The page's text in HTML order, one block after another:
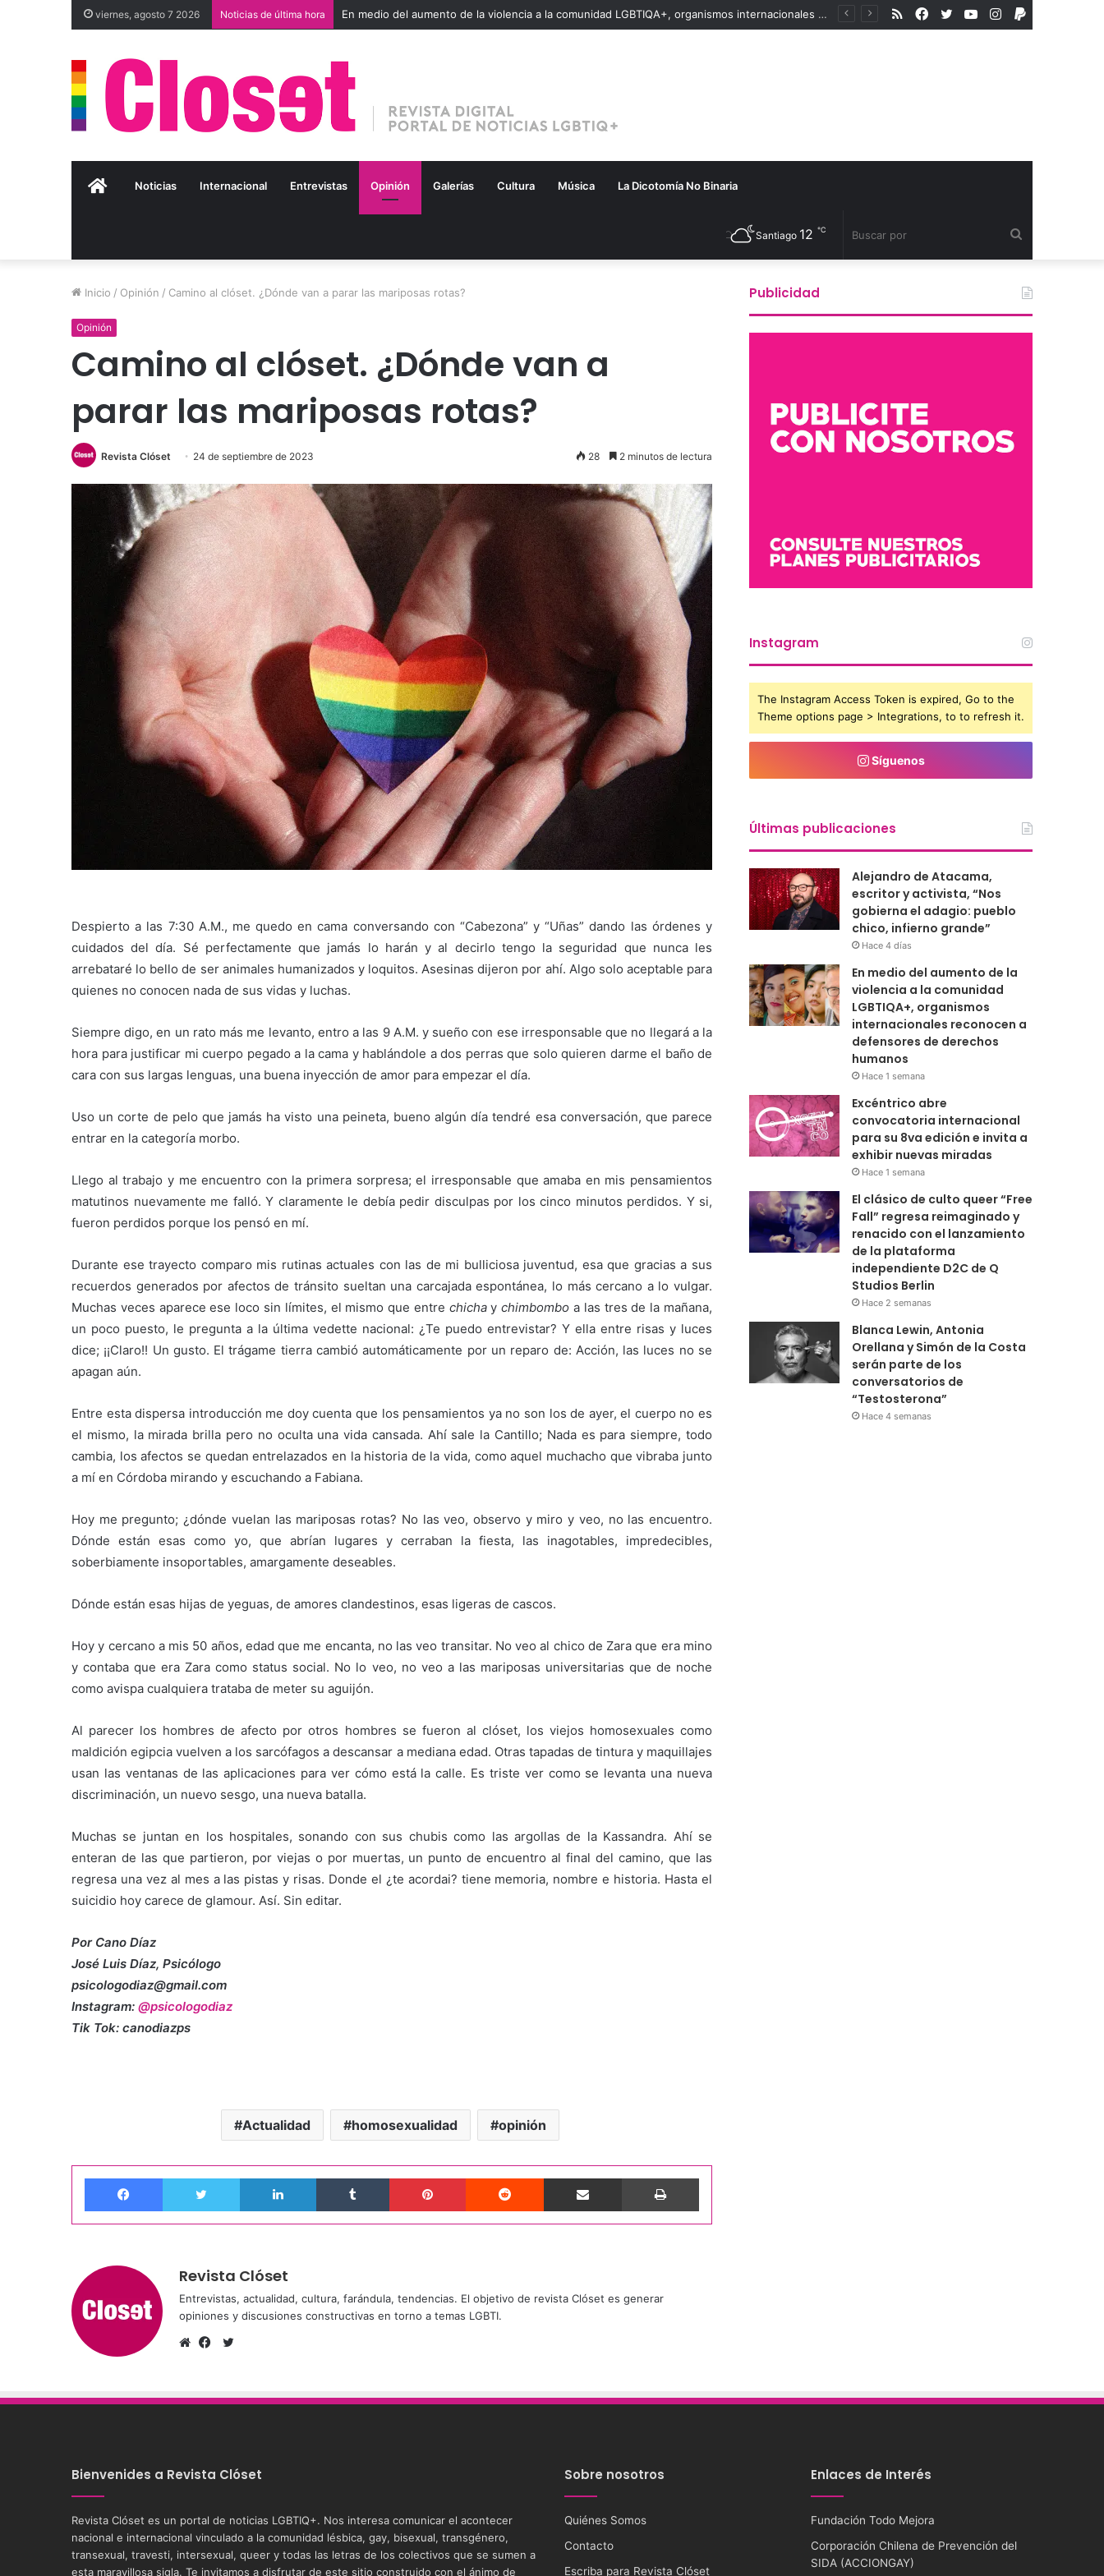
viernes, agosto 7 2026 Noticias de última hora En medio del aumento de la violencia a la comunidad LGBTIQA+, organismos internacionales reconocen a defensores de derechos humanos PayPal
Instagram
YouTube
Twitter
Facebook
RSS
Inicio Noticias Internacional Entrevistas Opinión Galerías Cultura Música La Dicotomía No Binaria
por
Santiago 12 ℃
Inicio / Opinión / Camino al clóset. ¿Dónde van a parar las mariposas rotas?
Opinión
Camino al clóset. ¿Dónde van a
parar las mariposas rotas?
Revista Clóset 24 de septiembre de 2023 28 2 minutos de lectura
Despierto a las 7:30 A.M., me quedo en cama conversando con “Cabezona” y “Uñas” dando las órdenes y
cuidados del día. Sé perfectamente que jamás lo harán y al decirlo tengo la seguridad que nunca les
arrebataré lo bello de ser animales humanizados y loquitos. Asesinas dijeron por ahí. Algo solo aceptable para
quienes no conocen nada de sus vidas y luchas.
Siempre digo, en un rato más me levanto, entro a las 9 A.M. y sueño con ese irresponsable que no llegará a la
hora para justificar mi cuerpo pegado a la cama y hablándole a dos perras que solo quieren darme el baño de
cara con sus largas lenguas, una buena inyección de amor para empezar el día.
Uso un corte de pelo que jamás ha visto una peineta, bueno algún día tendré esa conversación, que parece
entrar en la categoría morbo.
Llego al trabajo y me encuentro con la primera sorpresa; el irresponsable que amaba en mis pensamientos
matutinos nuevamente me falló. Y claramente le debía pedir disculpas por los cinco minutos perdidos. Y si,
fueron perdidos porque los pensó en mí.
Durante ese trayecto comparo mis rutinas actuales con las de mi bulliciosa juventud, esa que gracias a sus
recuerdos generados por afectos de tránsito sueltan una carcajada espontánea, lo más cercano a lo vulgar.
Muchas veces aparece ese loco sin límites, el mismo que entre chichaychimbombo a las tres de la mañana,
un poco puesto, le pregunta a la última vedette nacional: ¿Te puedo entrevistar? Y ella entre risas y luces
dice; ¡¡Claro!! Un gusto. El trágame tierra cambió automáticamente por un reparo de: Acción, las luces no se
apagan aún.
Entre esta dispersa introducción me doy cuenta que los pensamientos ya no son los de ayer, el cuerpo no es
el mismo, la mirada brilla pero no oculta una vida cansada. Ahí sale la Cantillo; Nada es para siempre, todo
cambia, los afectos se quedan entrelazados en la historia de la vida, como aquel muchacho que vibraba junto
a mí en Córdoba mirando y escuchando a Fabiana.
Hoy me pregunto; ¿dónde vuelan las mariposas rotas? No las veo, observo y miro y veo, no las encuentro.
Dónde están esas como yo, que abrían lugares y cerraban la fiesta, las inagotables, impredecibles,
soberbiamente insoportables, amargamente deseables.
Dónde están esas hijas de yeguas, de amores clandestinos, esas ligeras de cascos.
Hoy y cercano a mis 50 años, edad que me encanta, no las veo transitar. No veo al chico de Zara que era mino
y contaba que era Zara como status social. No lo veo, no veo a las mariposas universitarias que de noche
como avispa cualquiera trataba de meter su aguijón.
Al parecer los hombres de afecto por otros hombres se fueron al clóset, los viejos homosexuales como
maldición egipcia vuelven a los sarcófagos a descansar a mediana edad. Otras tapadas de tintura y maquillajes
usan las ventanas de las aplicaciones para ver cómo está la calle. Es triste ver como se levanta una nueva
discriminación, un nuevo sesgo, una nueva batalla.
Muchas se juntan en los hospitales, sonando con sus chubis como las argollas de la Kassandra. Ahí se
enteran de las que partieron, por viejas o por muertas, un punto de encuentro al final del camino, que las
regresa una vez al mes a las pistas y risas. Donde el ¿te acordai? tiene memoria, nombre e historia. Hasta el
suicidio hoy carece de glamour. Así. Sin editar.
Por Cano Díaz
José Luis Díaz, Psicólogo
psicologodiaz@gmail.com
Instagram: @psicologodiaz
Tik Tok: canodiazps
Actualidad homosexualidad opinión
Facebook Twitter LinkedIn Tumblr Pinterest Reddit Compartir por correo electrónico Imprimir
Revista Clóset
Entrevistas, actualidad, cultura, farándula, tendencias. El objetivo de revista Clóset es generar
opiniones y discusiones constructivas en torno a temas LGBTI.
Publicidad
Instagram
The Instagram Access Token is expired, Go to the
Theme options page > Integrations, to to refresh it.
Síguenos
Últimas publicaciones
Alejandro de Atacama,
escritor y activista, “Nos
gobierna el adagio: pueblo
chico, infierno grande”
Hace 4 días
En medio del aumento de la
violencia a la comunidad
LGBTIQA+, organismos
internacionales reconocen a
defensores de derechos
humanos
Hace 1 semana
Excéntrico abre
convocatoria internacional
para su 8va edición e invita a
exhibir nuevas miradas
Hace 1 semana
El clásico de culto queer “Free
Fall” regresa reimaginado y
renacido con el lanzamiento
de la plataforma
independiente D2C de Q
Studios Berlin
Hace 2 semanas
Blanca Lewin, Antonia
Orellana y Simón de la Costa
serán parte de los
conversatorios de
“Testosterona”
Hace 4 semanas
Bienvenides a Revista Clóset
Revista Clóset es un portal de noticias LGBTIQ+. Nos interesa comunicar el acontecer
nacional e internacional vinculado a la comunidad lésbica, gay, bisexual, transgénero,
transexual, travesti, intersexual, queer y todas las letras de los colectivos que se sumen a
esta maravillosa sigla. Te invitamos a disfrutar de este sitio construido con el ánimo de
Sobre nosotros
Quiénes Somos
Contacto
Escriba para Revista Clóset
Enlaces de Interés
Fundación Todo Mejora
Corporación Chilena de Prevención del
SIDA (ACCIONGAY)